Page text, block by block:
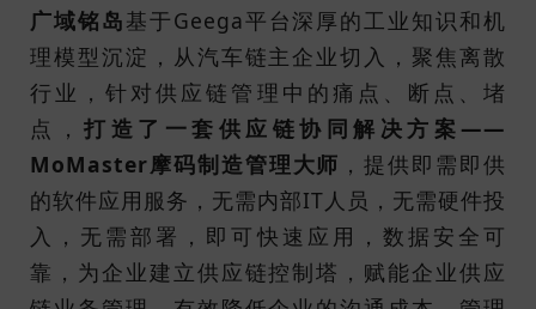
广域铭岛基于Geega平台深厚的工业知识和机
理模型沉淀，从汽车链主企业切入，聚焦离散
行业，针对供应链管理中的痛点、断点、堵
点， 打造了一套供应链协同解决方案——
MoMaster摩码制造管理大师 ，提供即需即供
的软件应用服务，无需内部IT人员，无需硬件投
入，无需部署，即可快速应用，数据安全可
靠，为企业建立供应链控制塔，赋能企业供应